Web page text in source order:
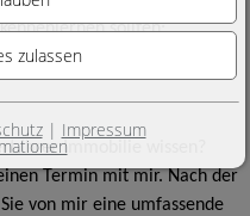
kennenlernen sollten:
Ihrer Immobilie wissen?
Termin mit mir. Nach der
von mir eine umfassende
| Impressum